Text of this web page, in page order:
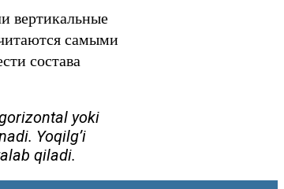
вертикальные
самыми
состава
yoki
Yoqilg’i
qiladi.